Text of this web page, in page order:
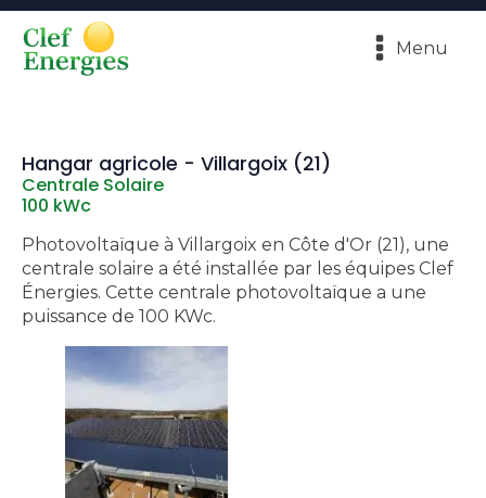
Menu
Hangar agricole - Villargoix (21)
Centrale Solaire
100 kWc
Photovoltaïque à Villargoix en Côte d'Or (21), une
centrale solaire a été installée par les équipes Clef
Énergies. Cette centrale photovoltaïque a une
puissance de 100 KWc.